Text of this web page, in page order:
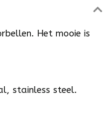
Het mooie is
stainless steel.